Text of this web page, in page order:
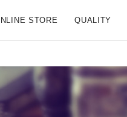
STORE QUALITY